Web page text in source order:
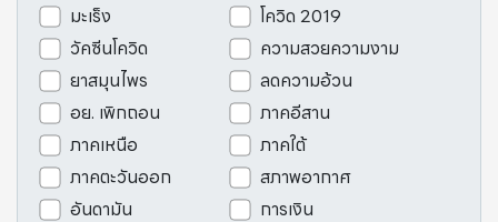
มะเร็ง
โควิด 2019
วัคซีนโควิด
ความสวยความงาม
ยาสมุนไพร
ลดความอ้วน
อย. เพิกถอน
ภาคอีสาน
ภาคเหนือ
ภาคใต้
ภาคตะวันออก
สภาพอากาศ
อันดามัน
การเงิน